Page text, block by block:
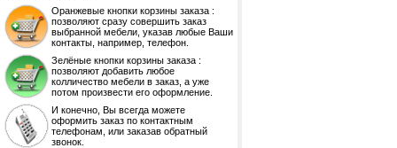
Оранжевые кнопки корзины заказа :
позволяют сразу совершить заказ
выбранной мебели, указав любые Ваши
контакты, например, телефон.
Зелёные кнопки корзины заказа :
позволяют добавить любое
колличество мебели в заказ, а уже
потом произвести его оформление.
И конечно, Вы всегда можете
оформить заказ по контактным
телефонам, или заказав обратный
звонок.